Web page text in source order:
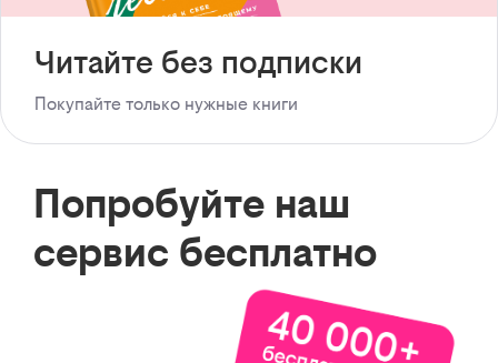
Читайте без подписки
Покупайте только нужные книги
Попробуйте наш
сервис бесплатно